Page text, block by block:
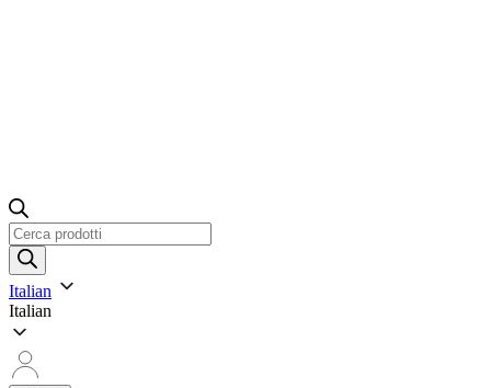
Ricerca
prodotti
Italian
Italian